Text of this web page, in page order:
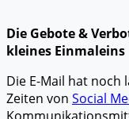
Die Gebote &
kleines Einmaleins
Die E-Mail hat noch
Zeiten von Social